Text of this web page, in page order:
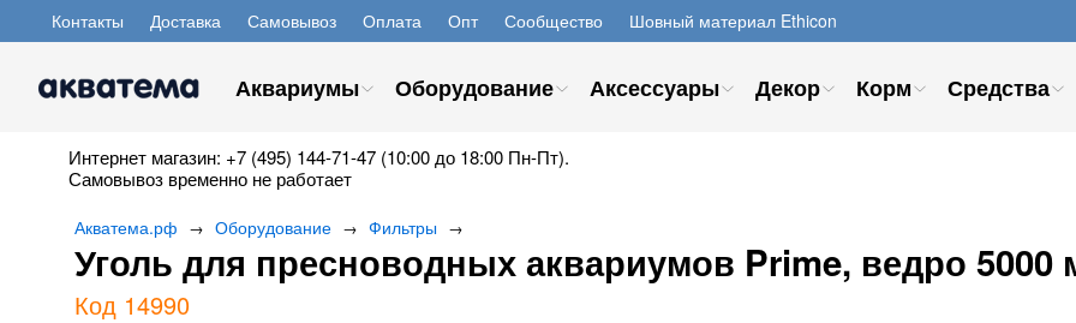
Контакты Доставка Самовывоз Оплата Опт Сообщество Шовный материал Ethicon
Аквариумы Оборудование Аксессуары Декор Корм Средства
Интернет магазин: +7 (495) 144-71-47 (10:00 до 18:00 Пн-Пт).
Самовывоз временно не работает
Акватема.рф → Оборудование → Фильтры →
Уголь для пресноводных аквариумов Prime, ведро 5000
Код 14990